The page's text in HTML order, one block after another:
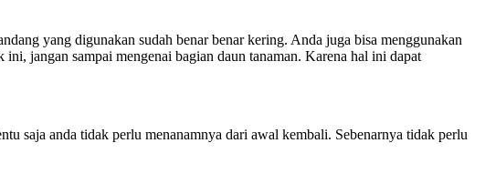
yang digunakan sudah benar benar kering. Anda juga bisa menggunakan
jangan sampai mengenai bagian daun tanaman. Karena hal ini dapat
saja anda tidak perlu menanamnya dari awal kembali. Sebenarnya tidak perlu